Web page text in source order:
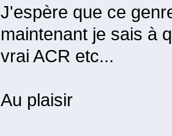
J'espère que ce
maintenant je sais à
vrai ACR etc...
Au plaisir